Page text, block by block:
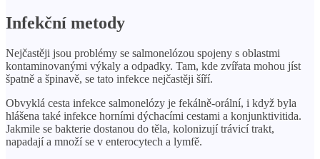
Infekční metody
Nejčastěji jsou problémy se salmonelózou spojeny s oblastmi
kontaminovanými výkaly a odpadky. Tam, kde zvířata mohou jíst
špatně a špinavě, se tato infekce nejčastěji šíří.
Obvyklá cesta infekce salmonelózy je fekálně-orální, i když byla
hlášena také infekce horními dýchacími cestami a konjunktivitida.
Jakmile se bakterie dostanou do těla, kolonizují trávicí trakt,
napadají a množí se v enterocytech a lymfě.